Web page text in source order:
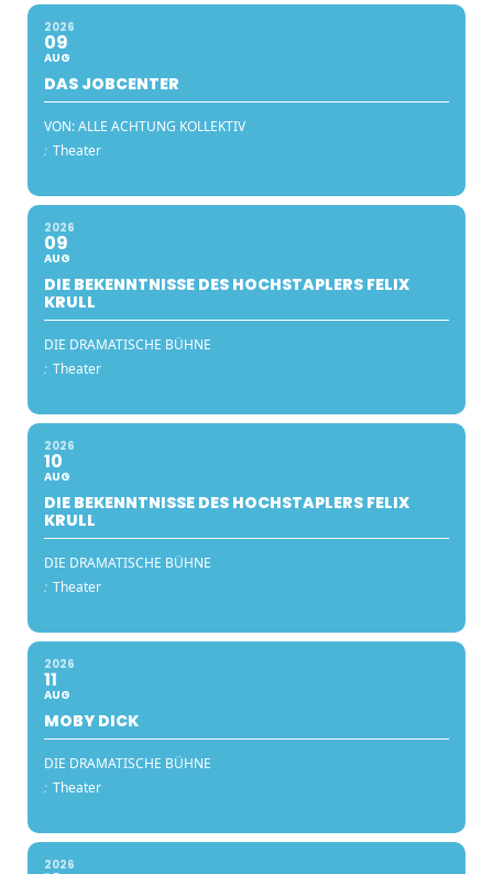
2026
09
AUG
DAS JOBCENTER
VON: ALLE ACHTUNG KOLLEKTIV
: Theater
2026
09
AUG
DIE BEKENNTNISSE DES HOCHSTAPLERS FELIX
KRULL
DIE DRAMATISCHE BÜHNE
: Theater
2026
10
AUG
DIE BEKENNTNISSE DES HOCHSTAPLERS FELIX
KRULL
DIE DRAMATISCHE BÜHNE
: Theater
2026
11
AUG
MOBY DICK
DIE DRAMATISCHE BÜHNE
: Theater
2026